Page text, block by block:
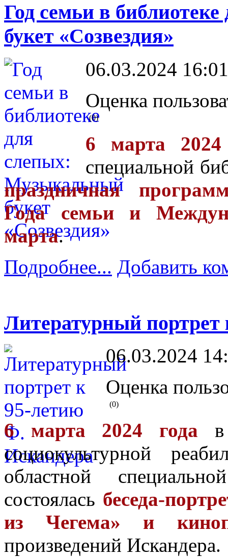
Год семьи в
букет «Созвездия»
06.03.2024
Оценка
(0)
6 марта 2024
специальной
праздничная
Года семьи и
марта.
Подробнее... Добавить
Литературный
06.03.2024
Оценка
(0)
6 марта 2024 года в
социокультурной
областной
состоялась беседа-
из Чегема» и
произведений Искандера.